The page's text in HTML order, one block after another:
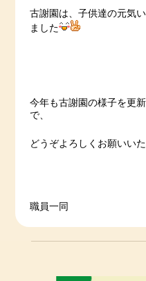
古謝園は、子供達の元気
ました
今年も古謝園の様子を更
で、
どうぞよろしくお願いい
もりのなか
職員一同